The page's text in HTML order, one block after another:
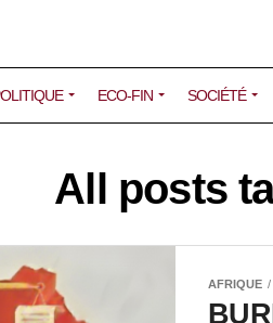
ECO-FIN SOCIÉTÉ
All posts
AFRIQUE